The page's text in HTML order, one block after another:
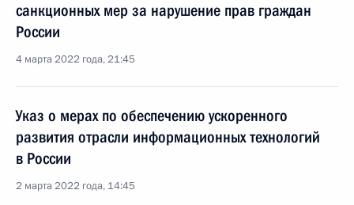
санкционных мер за нарушение прав граждан
России
4 марта 2022 года, 21:45
Указ о мерах по обеспечению ускоренного
развития отрасли информационных технологий
в России
2 марта 2022 года, 14:45